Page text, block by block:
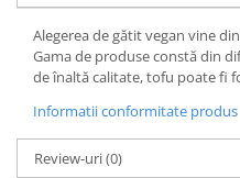
Alegerea de gătit vegan vine
Gama de produse constă din
de înaltă calitate, tofu poate fi
Informatii conformitate produs
Review-uri(0)